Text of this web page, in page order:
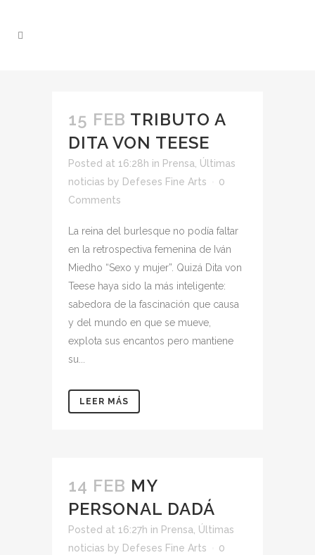
15 FEB TRIBUTO A
DITA VON TEESE
Posted at 16:28h in Prensa Últimas
noticias by Defeses Fine Arts
0
Comments
La reina del burlesque no podía faltar
en la retrospectiva femenina de Iván
Miedho “Sexo y mujer”. Quizá Dita von
Teese haya sido la más inteligente:
sabedora de la fascinación que causa
y del mundo en que se mueve,
explota sus encantos pero mantiene
su...
LEER MÁS
14 FEB MY
PERSONAL DADÁ
Posted at 16:27h in Prensa Últimas
noticias by Defeses Fine Arts
0